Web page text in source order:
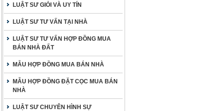
LUẬT SƯ GIỎI VÀ UY TÍN
LUẬT SƯ TƯ VẤN TẠI NHÀ
LUẬT SƯ TƯ VẤN HỢP ĐỒNG MUA
BÁN NHÀ ĐẤT
MẪU HỢP ĐỒNG MUA BÁN NHÀ
MẪU HỢP ĐỒNG ĐẶT CỌC MUA BÁN
NHÀ
LUẬT SƯ CHUYÊN HÌNH SỰ